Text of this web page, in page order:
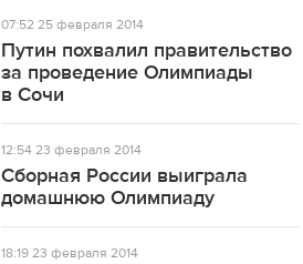
07:52 25 февраля 2014
Путин похвалил правительство
за проведение Олимпиады
в Сочи
12:5423 февраля 2014
Сборная России выиграла
домашнюю Олимпиаду
18:1923 февраля 2014